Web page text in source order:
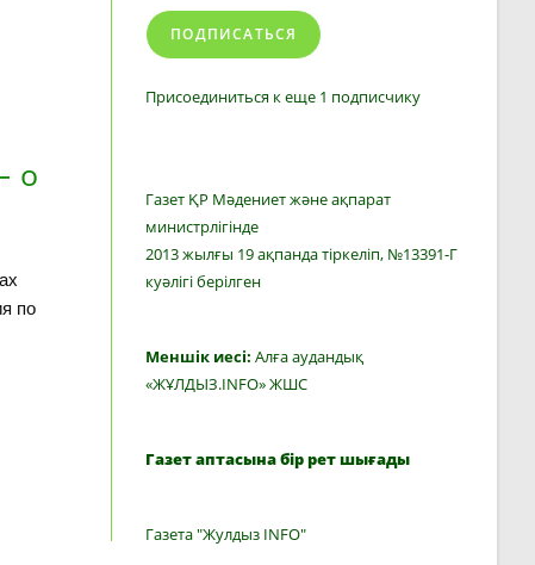
о
по
ПОДПИСАТЬСЯ
Присоединиться к еще 1 подписчику
Газет ҚР Мәдениет және ақпарат
министрлігінде
2013 жылғы 19 ақпанда тіркеліп, №13391-Г
куәлігі берілген
Меншік иесі: Алға аудандық
«ЖҰЛДЫЗ.INFO» ЖШС
Газет аптасына бір рет шығады
Газета "Жулдыз INFO"